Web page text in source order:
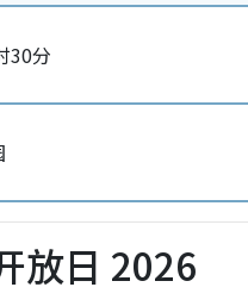
30分
放日 2026